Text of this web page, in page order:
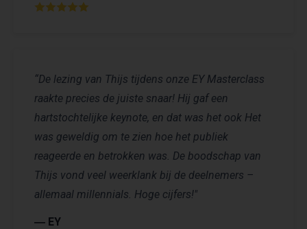
“De lezing van Thijs tijdens onze EY Masterclass
raakte precies de juiste snaar! Hij gaf een
hartstochtelijke keynote, en dat was het ook Het
was geweldig om te zien hoe het publiek
reageerde en betrokken was. De boodschap van
Thijs vond veel weerklank bij de deelnemers –
allemaal millennials. Hoge cijfers!"
― EY